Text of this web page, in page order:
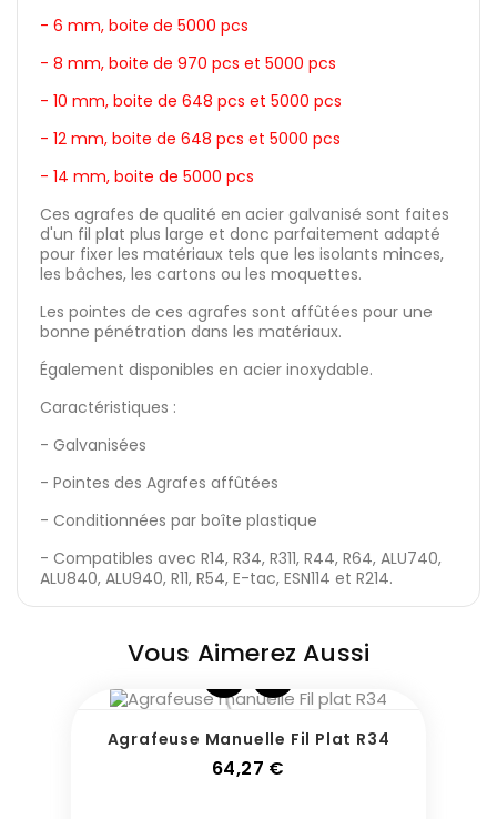
- 6 mm, boite de 5000 pcs
- 8 mm, boite de 970 pcs et 5000 pcs
- 10 mm, boite de 648 pcs et 5000 pcs
- 12 mm, boite de 648 pcs et 5000 pcs
- 14 mm, boite de 5000 pcs
Ces agrafes de qualité en acier galvanisé sont faites
d'un fil plat plus large et donc parfaitement adapté
pour fixer les matériaux tels que les isolants minces,
les bâches, les cartons ou les moquettes.
Les pointes de ces agrafes sont affûtées pour une
bonne pénétration dans les matériaux.
Également disponibles en acier inoxydable.
Caractéristiques :
- Galvanisées
- Pointes des Agrafes affûtées
- Conditionnées par boîte plastique
- Compatibles avec R14, R34, R311, R44, R64, ALU740,
ALU840, ALU940, R11, R54, E-tac, ESN114 et R214.
Vous Aimerez Aussi
Agrafeuse Manuelle Fil Plat R34
64,27 €